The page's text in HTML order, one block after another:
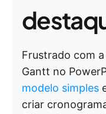
Frustrado com
Gantt no
modelo simples
criar